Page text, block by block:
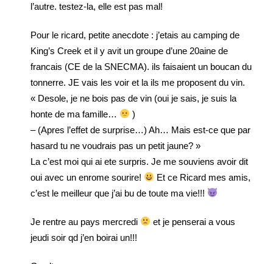
l’autre. testez-la, elle est pas mal!
Pour le ricard, petite anecdote : j’etais au camping de
King’s Creek et il y avit un groupe d’une 20aine de
francais (CE de la SNECMA). ils faisaient un boucan du
tonnerre. JE vais les voir et la ils me proposent du vin.
« Desole, je ne bois pas de vin (oui je sais, je suis la
honte de ma famille…
)
– (Apres l’effet de surprise…) Ah… Mais est-ce que par
hasard tu ne voudrais pas un petit jaune? »
La c’est moi qui ai ete surpris. Je me souviens avoir dit
oui avec un enrome sourire!
Et ce Ricard mes amis,
c’est le meilleur que j’ai bu de toute ma vie!!!
Je rentre au pays mercredi
et je penserai a vous
jeudi soir qd j’en boirai un!!!